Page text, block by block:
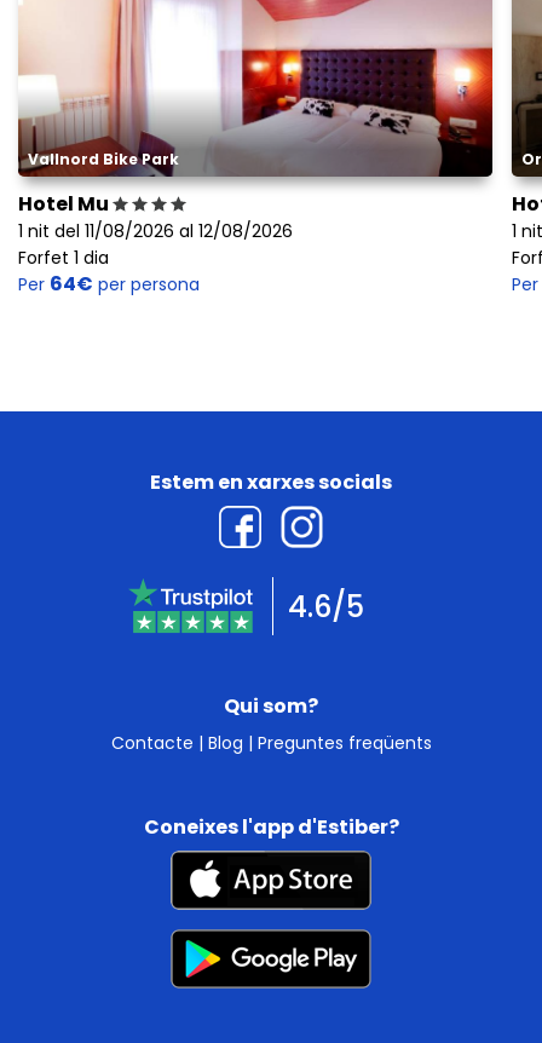
Vallnord Bike Park
Hotel Mu
1 nit del 11/08/2026 al 12/08/2026
Forfet 1 dia
Per 64€ per persona
1
Per
Qui som?
Contacte | Blog | Preguntes freqüents
Estem en xarxes socials
4.6/5
Coneixes l'app d'Estiber?